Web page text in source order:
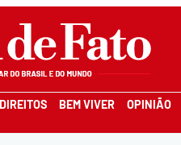
DIREITOS BEM VIVER OPINIÃO